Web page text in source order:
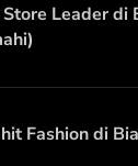
Leader di
Fashion di